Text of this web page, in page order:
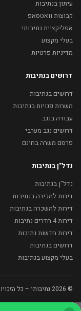
עיתון בנתיבות
קבוצות וואטסאפ
אפליקציית נתיבותי
בעלי מקצוע
מדיניות פרטיות
דרושים בנתיבות
דרושים בנתיבות
משרות פנויות בנתיבות
עבודה בנגב
דרושים נגב מערבי
פרסם משרה בחינם
נדל"ן בנתיבות
נדל"ן בנתיבות
דירות למכירה בנתיבות
דירות להשכרה בנתיבות
דירות 4 חדרים נתיבות
דירות חדשות נתיבות
דרושים בנתיבות
בעלי מקצוע בנתיבות
© 2026 נתיבותי – כל הזכויות שמורות